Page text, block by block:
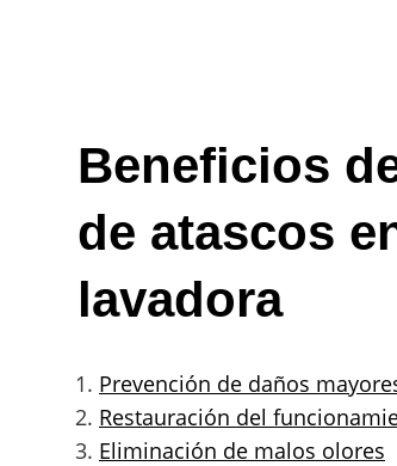
Beneficios
de atascos
lavadora
Prevención de daños
Restauración del
Eliminación de malos olores